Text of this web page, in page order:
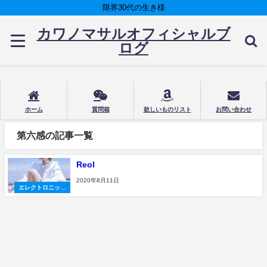
限界30代の生き様
カワノマサルオフィシャルブ
ログ
ホーム 質問箱 欲しいものリスト お問い合わせ
第六感の記事一覧
エレクトロニック
Reol
2020年8月11日